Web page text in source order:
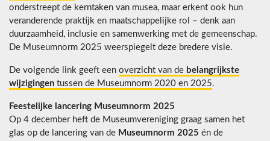
onderstreept de kerntaken van musea, maar erkent ook hun
veranderende praktijk en maatschappelijke rol – denk aan
duurzaamheid, inclusie en samenwerking met de gemeenschap.
De Museumnorm 2025 weerspiegelt deze bredere visie.
De volgende link geeft een overzicht van de belangrijkste
wijzigingen tussen de Museumnorm 2020 en 2025.
Feestelijke lancering Museumnorm 2025
Op 4 december heft de Museumvereniging graag samen het
glas op de lancering van de Museumnorm 2025 én de